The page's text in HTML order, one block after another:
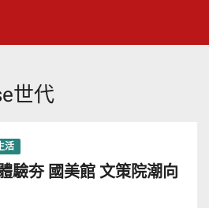
世代
活
驗夯 國美館 文策院潮向